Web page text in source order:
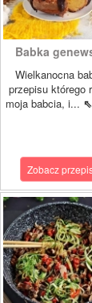
Babka
Wielkanocna
przepisu którego
moja babcia, i...
Zobacz